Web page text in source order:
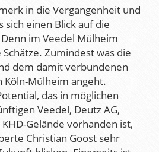
in die Vergangenheit und
sich einen Blick auf die
im Veedel Mülheim
Zumindest was die
dem damit verbundenen
Mülheim angeht.
das in möglichen
Veedel, Deutz AG,
Gelände vorhanden ist,
Christian Goost sehr